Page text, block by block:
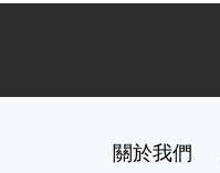
關於我們